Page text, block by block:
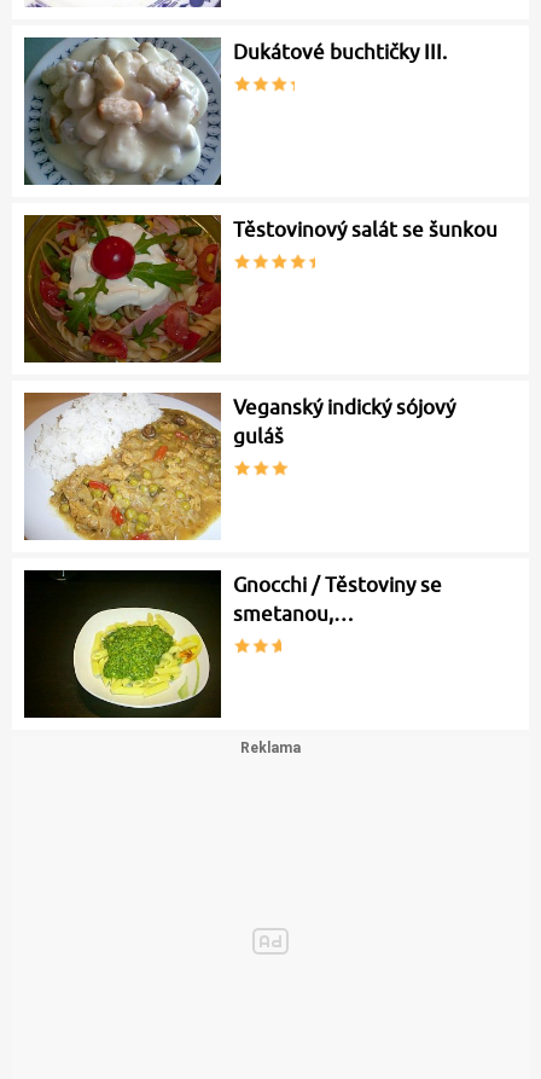
Dukátové buchtičky III.
Těstovinový salát se šunkou
Veganský indický sójový
guláš
Gnocchi / Těstoviny se
smetanou,…